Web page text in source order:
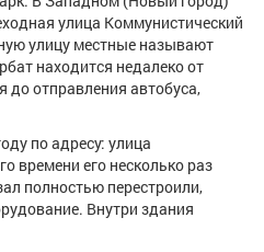
улица Коммунистический
улицу местные называют
находится недалеко от
до отправления автобуса,
по адресу: улица
времени его несколько раз
полностью перестроили,
Внутри здания